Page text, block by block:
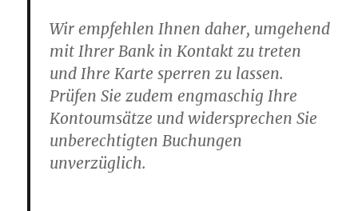
Wir empfehlen Ihnen daher, umgehend
mit Ihrer Bank in Kontakt zu treten
und Ihre Karte sperren zu lassen.
Prüfen Sie zudem engmaschig Ihre
Kontoumsätze und widersprechen Sie
unberechtigten Buchungen
unverzüglich.